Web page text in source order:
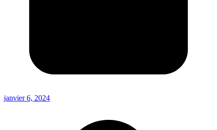
janvier 6, 2024